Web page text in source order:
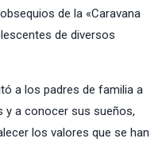
de la «Caravana
de diversos
a los padres de familia a
y a conocer sus sueños,
los valores que se han